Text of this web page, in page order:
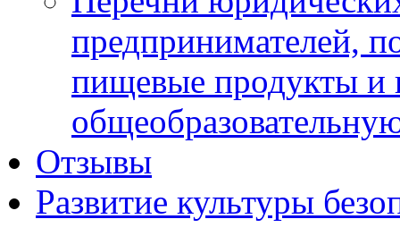
предпринимателей,
пищевые продукты и
Отзывы
Развитие культуры